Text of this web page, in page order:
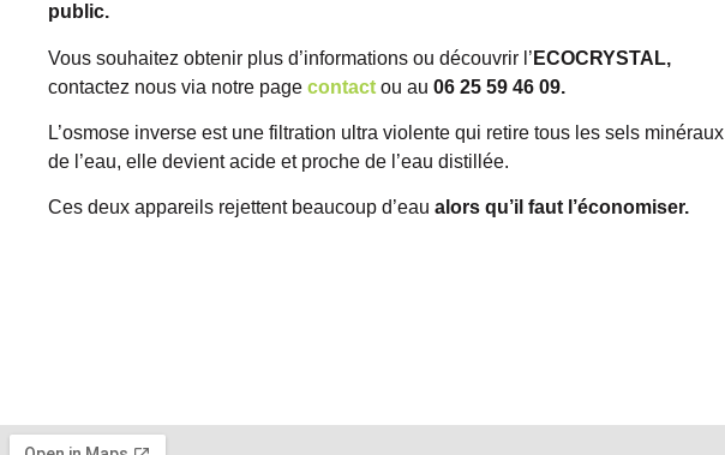
public.
Vous souhaitez obtenir plus d’informations ou découvrir l’ ECOCRYSTAL,
contactez nous via notre page contact ou au 06 25 59 46 09.
L’osmose inverse est une filtration ultra violente qui retire tous les sels minéraux
de l’eau, elle devient acide et proche de l’eau distillée.
Ces deux appareils rejettent beaucoup d’eau alors qu’il faut l’économiser.